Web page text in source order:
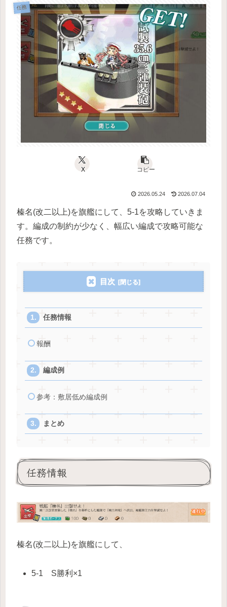
任務
X コピー
2026.05.24 2026.07.04
榛名(改二以上)を旗艦にして、5-1を攻略していきま
す。編成の制約が少なく、幅広い編成で攻略可能な
任務です。
目次
任務情報
報酬
編成例
参考：敷居低め編成例
まとめ
任務情報
榛名(改二以上)を旗艦にして、
5-1 S勝利×1